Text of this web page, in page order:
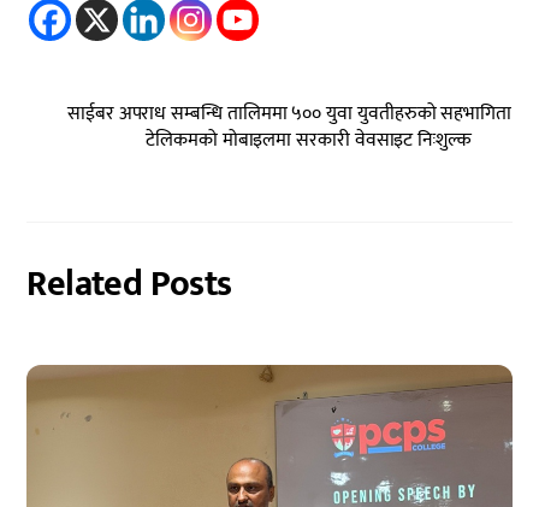
साईबर अपराध सम्बन्धि तालिममा ५०० युवा युवतीहरुको सहभागिता
टेलिकमको मोबाइलमा सरकारी वेवसाइट निःशुल्क
Related Posts